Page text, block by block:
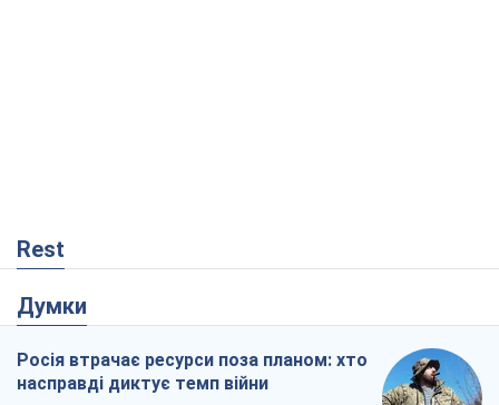
Rest
Думки
Росія втрачає ресурси поза планом: хто
насправді диктує темп війни